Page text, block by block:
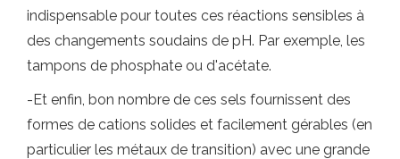
indispensable pour toutes ces réactions sensibles à
des changements soudains de pH. Par exemple, les
tampons de phosphate ou d'acétate.
-Et enfin, bon nombre de ces sels fournissent des
formes de cations solides et facilement gérables (en
particulier les métaux de transition) avec une grande